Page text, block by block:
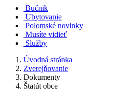
Bučnik
Ubytovanie
Polomské novinky
Musíte vidieť
Služby
Úvodná stránka
Zverejňovanie
Dokumenty
Štatút obce